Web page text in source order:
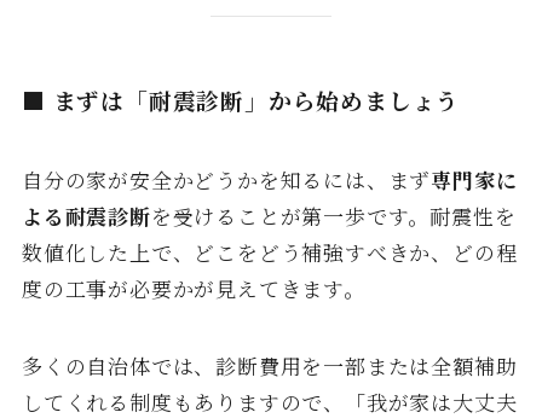
■ まずは「耐震診断」から始めましょう
自分の家が安全かどうかを知るには、まず専門家に
よる耐震診断を受けることが第一歩です。耐震性を
数値化した上で、どこをどう補強すべきか、どの程
度の工事が必要かが見えてきます。
多くの自治体では、診断費用を一部または全額補助
してくれる制度もありますので、「我が家は大丈夫